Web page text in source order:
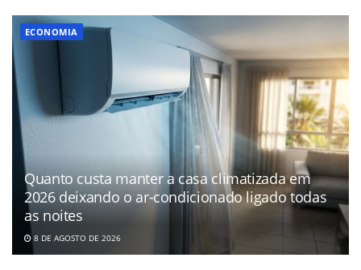
ECONOMIA
Quanto custa manter a casa climatizada em
2026 deixando o ar-condicionado ligado todas
as noites
8 DE AGOSTO DE 2026